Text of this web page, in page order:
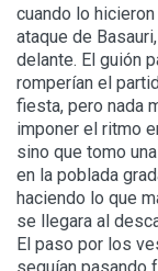
cuando lo
ataque de
delante. El guión
romperían el
fiesta, pero nada
imponer el ritmo
sino que tomo
en la poblada
haciendo lo que
se llegara al
El paso por los